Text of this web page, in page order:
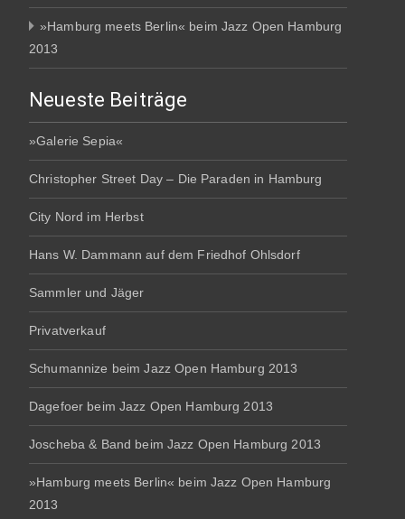
»Hamburg meets Berlin« beim Jazz Open Hamburg
2013
Neueste Beiträge
»Galerie Sepia«
Christopher Street Day – Die Paraden in Hamburg
City Nord im Herbst
Hans W. Dammann auf dem Friedhof Ohlsdorf
Sammler und Jäger
Privatverkauf
Schumannize beim Jazz Open Hamburg 2013
Dagefoer beim Jazz Open Hamburg 2013
Joscheba & Band beim Jazz Open Hamburg 2013
»Hamburg meets Berlin« beim Jazz Open Hamburg
2013